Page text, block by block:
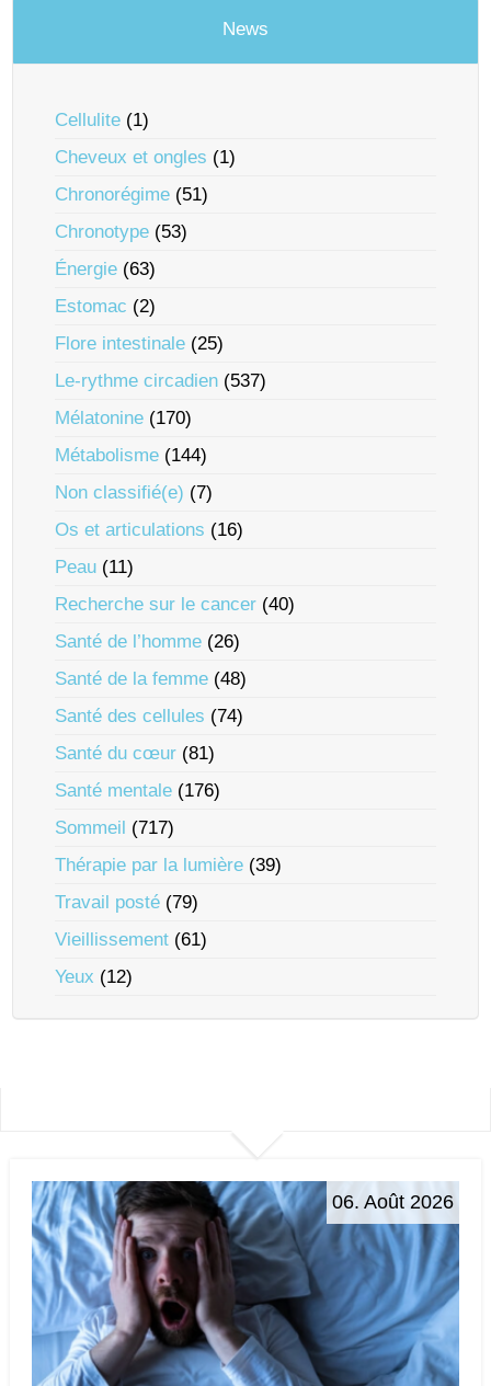
News
Cellulite (1)
Cheveux et ongles (1)
Chronorégime (51)
Chronotype (53)
Énergie (63)
Estomac (2)
Flore intestinale (25)
Le-rythme circadien (537)
Mélatonine (170)
Métabolisme (144)
Non classifié(e) (7)
Os et articulations (16)
Peau (11)
Recherche sur le cancer (40)
Santé de l’homme (26)
Santé de la femme (48)
Santé des cellules (74)
Santé du cœur (81)
Santé mentale (176)
Sommeil (717)
Thérapie par la lumière (39)
Travail posté (79)
Vieillissement (61)
Yeux (12)
06. Août 2026